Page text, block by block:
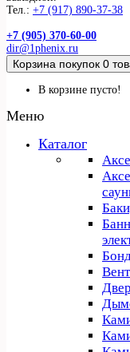
Тел.: +7 (917) 890-37-38
+7 (905) 370-60-00
dir@1phenix.ru
Корзина покупок 0
В корзине пусто!
Меню
Каталог